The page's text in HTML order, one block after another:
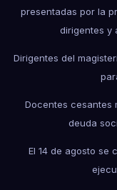
presentadas por la
dirigentes y
Dirigentes del
Docentes cesantes
deuda
El 14 de agosto se